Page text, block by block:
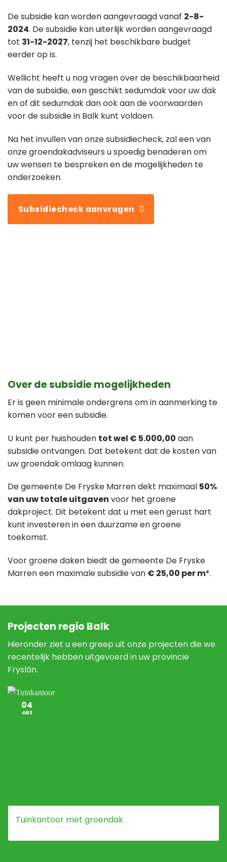
De subsidie kan worden aangevraagd vanaf 2-8-
2024. De subsidie kan uiterlijk worden aangevraagd
tot 31-12-2027, tenzij het beschikbare budget
eerder op is.
Wellicht heeft u nog vragen over de beschikbaarheid
van de subsidie, een geschikt sedumdak voor uw dak
en of dit sedumdak dan ook aan de voorwaarden
voor de subsidie in Balk kunt voldoen.
Na het invullen van onze subsidiecheck, zal een van
onze groendakadviseurs u spoedig benaderen om
uw wensen te bespreken en de mogelijkheden te
onderzoeken.
Subsidiecheck aanvragen
Over de subsidie mogelijkheden
Er is geen minimale ondergrens om in aanmerking te
komen voor een subsidie.
U kunt per huishouden tot wel € 5.000,00 aan
subsidie ontvangen. Dat betekent dat de kosten van
uw groendak omlaag kunnen.
De gemeente De Fryske Marren dekt maximaal 50%
van uw totale uitgaven voor het groene
dakproject. Dit betekent dat u met een gerust hart
kunt investeren in een duurzame en groene
toekomst.
Voor groene daken biedt de gemeente De Fryske
Marren een maximale subsidie van € 25,00 per m².
Projecten regio Balk
Hieronder ziet u een greep uit onze projecten die we
recentelijk hebben uitgevoerd in uw provincie
Fryslân.
Tuinkantoor met groendak
04
okt